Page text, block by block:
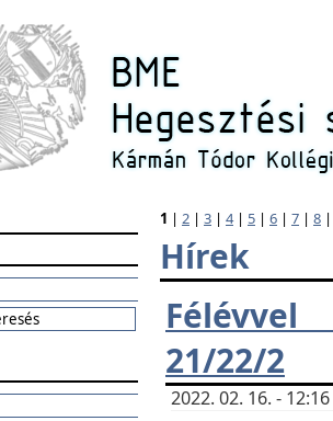
1 | 2 | 3 | 4| 5 | 6 | 7 | 8
Hírek
21/22/2
2022. 02. 16. -